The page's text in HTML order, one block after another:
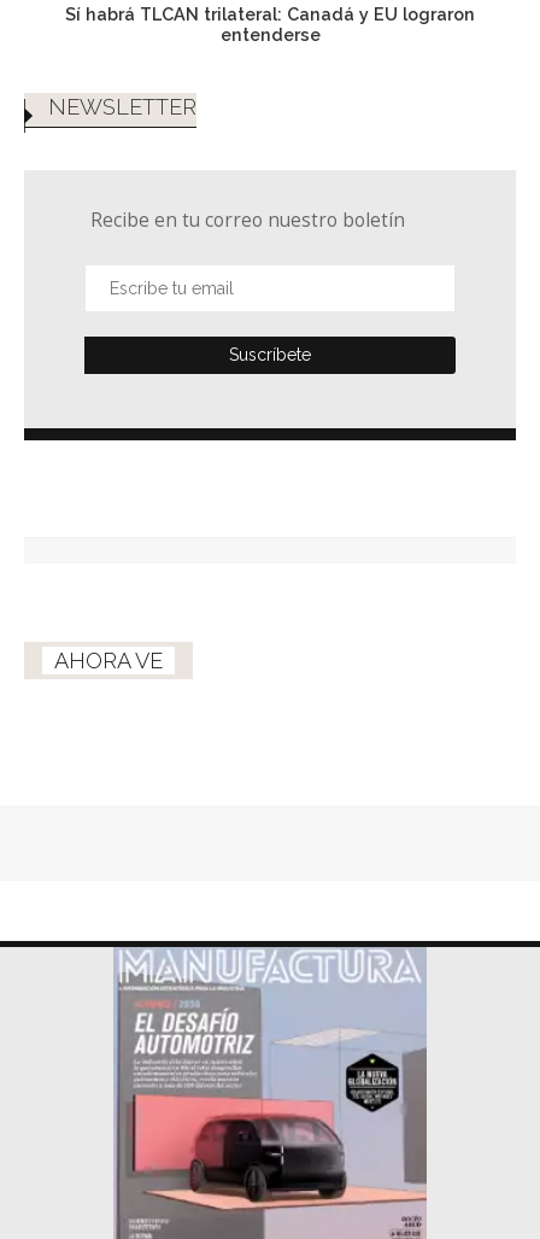
Sí habrá TLCAN trilateral: Canadá y EU lograron
entenderse
NEWSLETTER
Recibe en tu correo nuestro boletín
AHORA VE